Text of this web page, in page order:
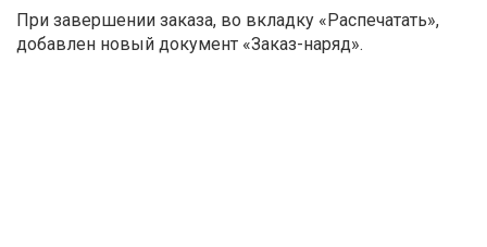
При завершении заказа, во вкладку «Распечатать»,
добавлен новый документ «Заказ-наряд».